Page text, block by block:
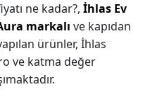
ne kadar?, İhlas Ev
markalı ve kapıdan
ürünler, İhlas
ve katma değer